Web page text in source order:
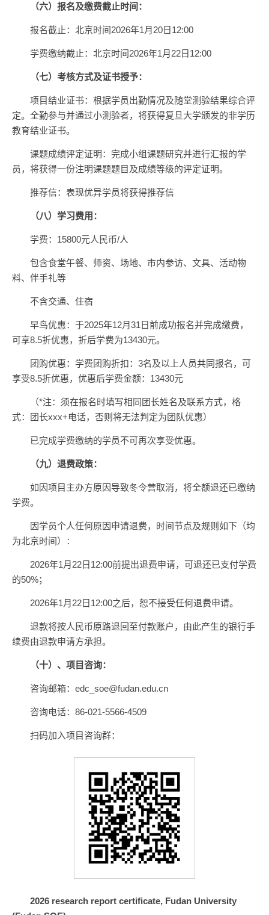
（六）报名及缴费截止时间：
报名截止：北京时间2026年1月20日12:00
学费缴纳截止：北京时间2026年1月22日12:00
（七）考核方式及证书授予：
项目结业证书：根据学员出勤情况及随堂测验结果综合评
定。全勤参与并通过小测验者，将获得复旦大学颁发的非学历
教育结业证书。
课题成绩评定证明：完成小组课题研究并进行汇报的学
员，将获得一份注明课题题目及成绩等级的评定证明。
推荐信：表现优异学员将获得推荐信
（八）学习费用：
学费：15800元人民币/人
包含食堂午餐、师资、场地、市内参访、文具、活动物
料、伴手礼等
不含交通、住宿
早鸟优惠：于2025年12月31日前成功报名并完成缴费，
可享8.5折优惠，折后学费为13430元。
团购优惠：学费团购折扣：3名及以上人员共同报名，可
享受8.5折优惠，优惠后学费金额：13430元
（*注：须在报名时填写相同团长姓名及联系方式，格
式：团长xxx+电话，否则将无法判定为团队优惠）
已完成学费缴纳的学员不可再次享受优惠。
（九）退费政策：
如因项目主办方原因导致冬令营取消，将全额退还已缴纳
学费。
因学员个人任何原因申请退费，时间节点及规则如下（均
为北京时间）：
2026年1月22日12:00前提出退费申请，可退还已支付学费
的50%；
2026年1月22日12:00之后，恕不接受任何退费申请。
退款将按人民币原路退回至付款账户，由此产生的银行手
续费由退款申请方承担。
（十）、项目咨询：
咨询邮箱：edc_soe@fudan.edu.cn
咨询电话：86-021-5566-4509
扫码加入项目咨询群：
2026 research report certificate, Fudan University